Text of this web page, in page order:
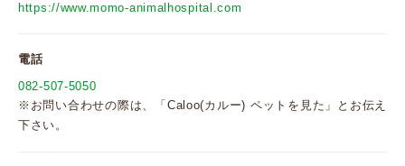
https://www.momo-animalhospital.com
電話
082-507-5050
※お問い合わせの際は、「Caloo(カルー) ペットを見た」とお伝え
下さい。